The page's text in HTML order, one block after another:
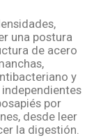
una postura
de acero
y
por
desde leer
la digestión.